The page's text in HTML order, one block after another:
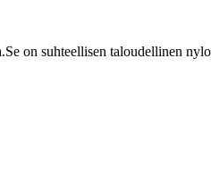
on suhteellisen taloudellinen